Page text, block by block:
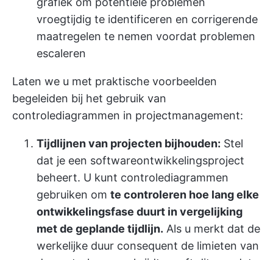
vroegtijdig te identificeren en corrigerende
maatregelen te nemen voordat problemen
escaleren
Laten we u met praktische voorbeelden
begeleiden bij het gebruik van
controlediagrammen in projectmanagement:
Tijdlijnen van projecten bijhouden: Stel
dat je een softwareontwikkelingsproject
beheert. U kunt controlediagrammen
gebruiken om te controleren hoe lang elke
ontwikkelingsfase duurt in vergelijking
met de geplande tijdlijn. Als u merkt dat de
werkelijke duur consequent de limieten van